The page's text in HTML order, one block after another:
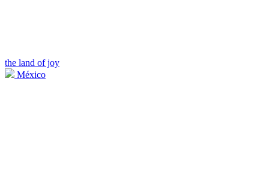
the land of joy
México